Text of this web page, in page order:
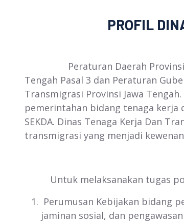
PROFIL DINAS
Peraturan Daerah Provinsi
Tengah Pasal 3 dan Peraturan
Transmigrasi Provinsi Jawa
pemerintahan bidang tenaga kerja
SEKDA. Dinas Tenaga Kerja Dan
transmigrasi yang menjadi
Untuk melaksanakan tugas
Perumusan Kebijakan bidang
jaminan sosial, dan